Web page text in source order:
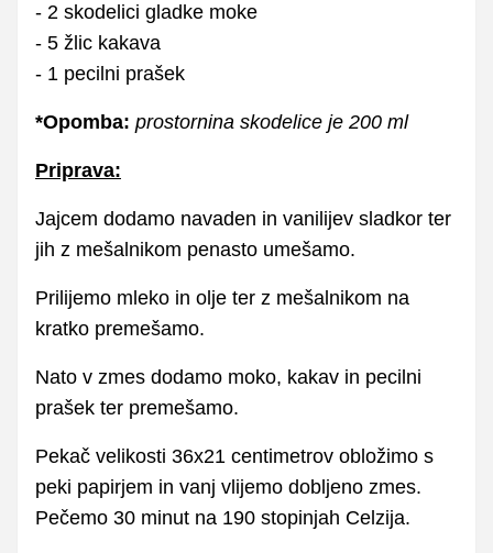
- 2 skodelici gladke moke
- 5 žlic kakava
- 1 pecilni prašek
*Opomba: prostornina skodelice je 200 ml
Priprava:
Jajcem dodamo navaden in vanilijev sladkor ter
jih z mešalnikom penasto umešamo.
Prilijemo mleko in olje ter z mešalnikom na
kratko premešamo.
Nato v zmes dodamo moko, kakav in pecilni
prašek ter premešamo.
Pekač velikosti 36x21 centimetrov obložimo s
peki papirjem in vanj vlijemo dobljeno zmes.
Pečemo 30 minut na 190 stopinjah Celzija.